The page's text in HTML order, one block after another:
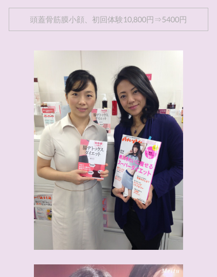
頭蓋骨筋膜小顔、初回体験10,800円⇒5400円